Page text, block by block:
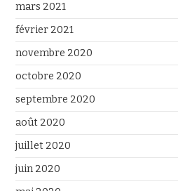
mars 2021
février 2021
novembre 2020
octobre 2020
septembre 2020
août 2020
juillet 2020
juin 2020